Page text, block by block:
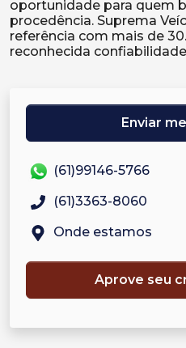
oportunidade para quem
procedência. Suprema
referência com mais de
Enviar
(61)99146-5766
(61)3363-8060
Onde estamos
Aprove seu